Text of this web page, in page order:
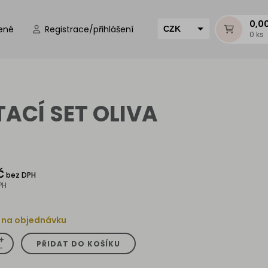
Registrace/přihlášení CZK
0 ks
SET OLIVA
bez DPH
objednávku
PŘIDAT DO KOŠÍKU